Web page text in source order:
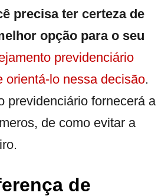
precisa ter certeza de
opção para o seu
previdenciário
orientá-lo nessa decisão.
previdenciário fornecerá a
de como evitar a
de